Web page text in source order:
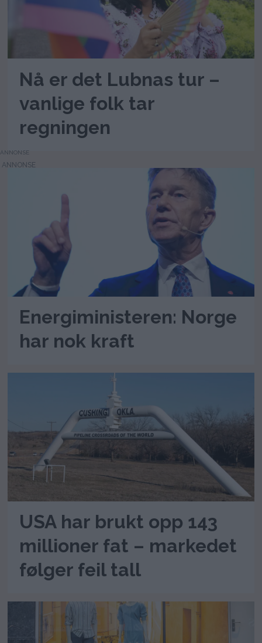
Nå er det Lubnas tur –
vanlige folk tar
regningen
ANNONSE
Energiministeren: Norge
har nok kraft
USA har brukt opp 143
millioner fat – markedet
følger feil tall